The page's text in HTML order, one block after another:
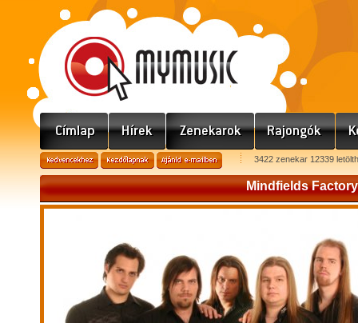
3422 zenekar 12339
Mindfields Factory